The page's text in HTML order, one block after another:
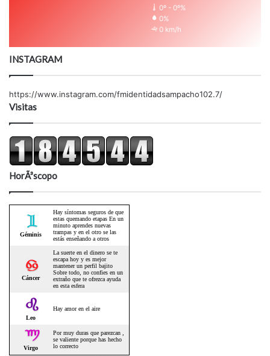
0º - 0º%
0%
0 km/h
INSTAGRAM
https://www.instagram.com/fmidentidadsampacho102.7/
Visitas
HorÃ³scopo